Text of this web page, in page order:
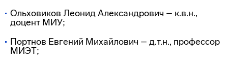
Ольховиков Леонид Александрович – к.в.н.,
доцент МИУ;
Портнов Евгений Михайлович – д.т.н., профессор
МИЭТ;